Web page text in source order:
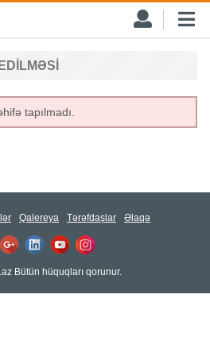
tapılmadı.
Qalereya Tərəfdaşlar Əlaqə
Bütün hüquqları qorunur.